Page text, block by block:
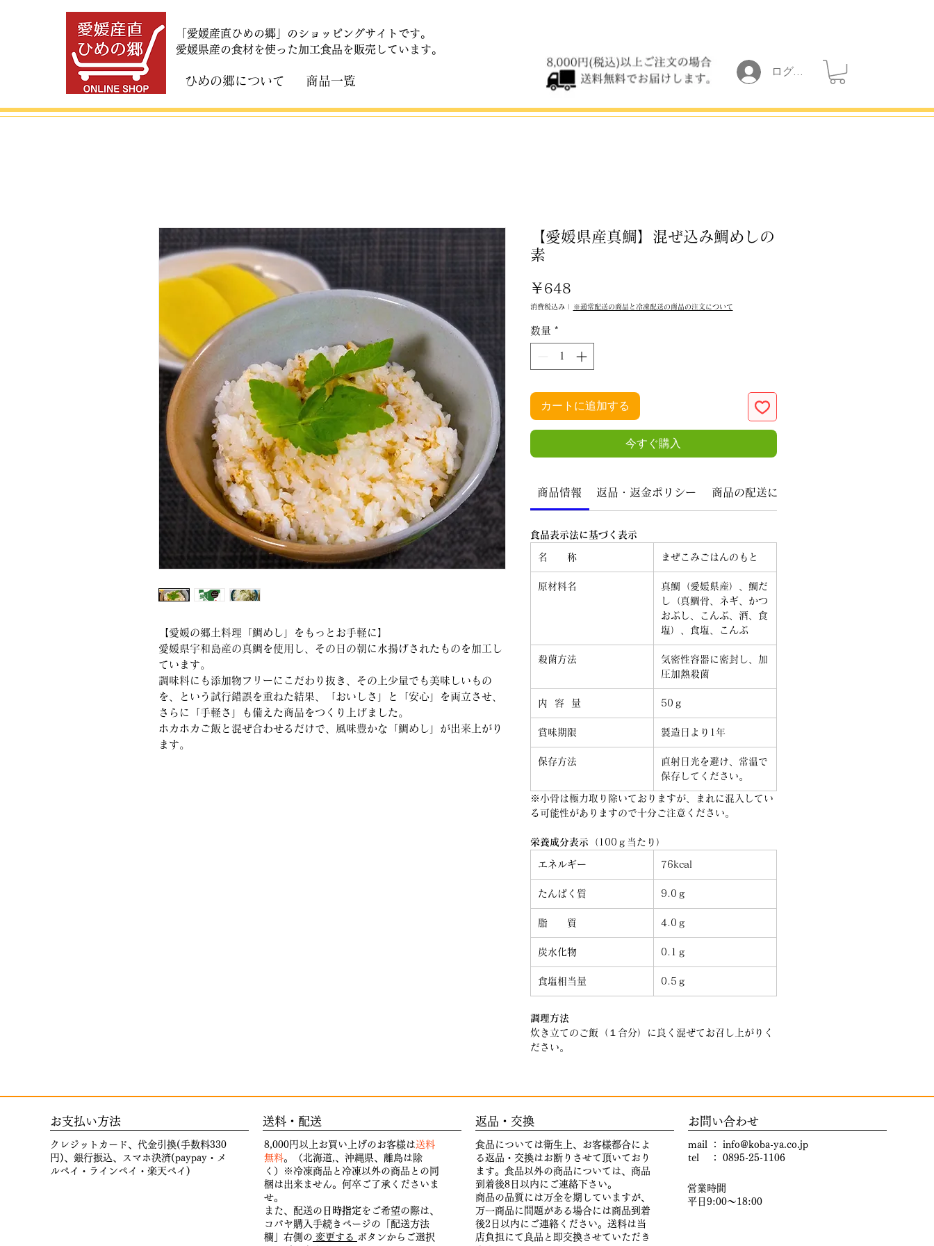
「愛媛産直ひめの郷」のショッピングサイトです。
​愛媛県産の食材を使った加工食品を販売しています。
ひめの郷について 商品一覧
ログイン
【愛媛の郷土料理「鯛めし」をもっとお手軽に】
愛媛県宇和島産の真鯛を使用し、その日の朝に水揚げされたものを加工し
ています。
調味料にも添加物フリーにこだわり抜き、その上少量でも美味しいもの
を、という試行錯誤を重ねた結果、「おいしさ」と「安心」を両立させ、
さらに「手軽さ」も備えた商品をつくり上げました。
ホカホカご飯と混ぜ合わせるだけで、風味豊かな「鯛めし」が出来上がり
ます。
【愛媛県産真鯛】混ぜ込み鯛めしの
素
￥648価
格
消費税込み| ※通常配送の商品と冷凍配送の商品の注文について
数量 *
カートに追加する
今すぐ購入
商品情報 返品・返金ポリシー 商品の配送について
食品表示法に基づく表示
名 称 まぜこみごはんのもと
原材料名
真鯛（愛媛県産）、鯛だ
し（真鯛骨、ネギ、かつ
おぶし、こんぶ、酒、食
塩）、食塩、こんぶ
殺菌方法
気密性容器に密封し、加
圧加熱殺菌
内 容 量 50ｇ
賞味期限 製造日より1年
保存方法
直射日光を避け、常温で
保存してください。
※小骨は極力取り除いておりますが、まれに混入してい
る可能性がありますので十分ご注意ください。
栄養成分表示 （100ｇ当たり）
エネルギー 76kcal
たんぱく質 9.0ｇ
脂 質 4.0ｇ
炭水化物 0.1ｇ
食塩相当量 0.5ｇ
調理方法
炊き立てのご飯（１合分）に良く混ぜてお召し上がりく
ださい。
お支払い方法
クレジットカード、代金引換(手数料330
円)、銀行振込、スマホ決済(paypay・メ
ルペイ・ラインペイ・楽天ペイ)
送料・配送
8,000円以上お買い上げのお客様は送料
無料。（北海道,、沖縄県、離島は除
く）※冷凍商品と冷凍以外の商品との同
梱は出来ません。何卒ご了承くださいま
せ。
また、配送の 日時指定をご希望の際は、
コバヤ購入手続きページの「配送方法
欄」右側の 変更する ボタンからご選択
返品・交換
食品については衛生上、お客様都合によ
る返品・交換はお断りさせて頂いており
ます。 食品以外の商品については、商品
到着後8日以内にご連絡下さい。
商品の品質には万全を期していますが、
万一商品に問題がある場合には商品到着
後2日以内にご連絡ください。送料は当
店負担にて良品と即交換させていただき
​お問い合わせ
mail ： info@koba-ya.co.jp
tel ： 0895-25-1106
営業時間
平日9:00～18:00